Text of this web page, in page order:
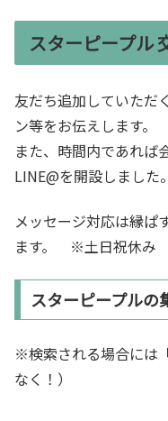
スターピープル
友だち追加していただ
ン等をお伝えします。
また、時間内であれば
LINE@を開設しました。
メッセージ対応は縁
ます。 ※土日祝休み
スターピープル
※検索される場合には
なく！）